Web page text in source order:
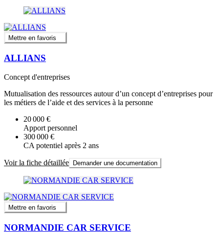
Mettre en favoris
ALLIANS
Concept d'entreprises
Mutualisation des ressources autour d’un concept d’entreprises pour
les métiers de l’aide et des services à la personne
20 000 €
Apport personnel
300 000 €
CA potentiel après 2 ans
Voir la fiche détaillée Demander une documentation
Mettre en favoris
NORMANDIE CAR SERVICE